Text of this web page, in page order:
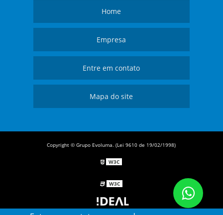
Home
Empresa
Entre em contato
Mapa do site
Copyright © Grupo Evoluma. (Lei 9610 de 19/02/1998)
W3C
W3C